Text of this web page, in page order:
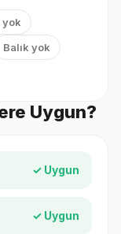
yok
Balık yok
Uygun?
✓ Uygun
✓ Uygun